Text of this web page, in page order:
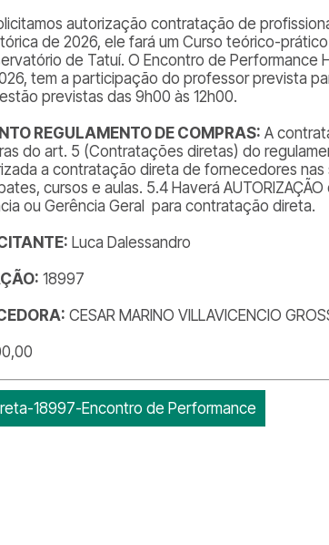
autorização contratação de
de 2026, ele fará um Curso teórico-
de Tatuí. O Encontro de Performance
tem a participação do professor prevista
previstas das 9h00 às 12h00.
REGULAMENTO DE COMPRAS: A
do art. 5 (Contratações diretas) do
a contratação direta de fornecedores
cursos e aulas. 5.4 Haverá
ou Gerência Geral para contratação direta.
Luca Dalessandro
18997
CESAR MARINO VILLAVICENCIO
18997-Encontro de Performance